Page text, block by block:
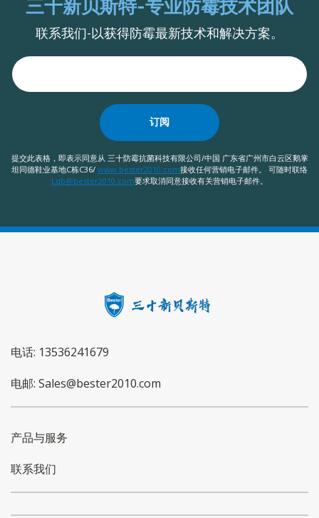
三十新贝斯特-专业防霉技术团队
联系我们-以获得防霉最新技术和解决方案。
订阅
提交此表格，即表示同意从 三十防霉抗菌科技有限公司/中国 广东省广州市白云区鹅掌
坦同德鞋业基地C栋C36/ www.bester2010.com接收任何营销电子邮件。 可随时联络
Lqb@bester2010.com要求取消同意接收有关营销电子邮件。
电话: 13536241679
电邮: Sales@bester2010.com
产品与服务
联系我们